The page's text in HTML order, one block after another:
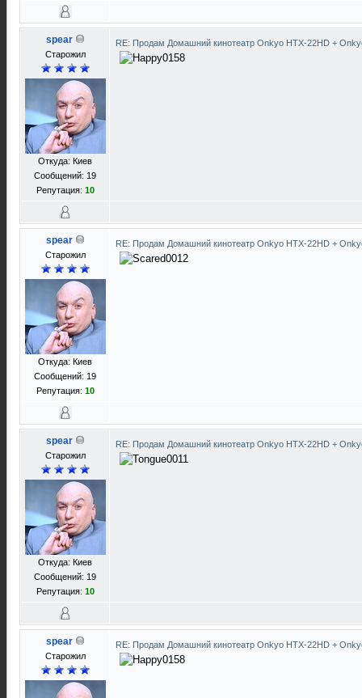
spear
Старожил
Откуда: Киев
Сообщений: 19
Репутация: 10
RE: Продам Домашний кинотеатр Onkyo HTX-22HD +
spear
Старожил
Откуда: Киев
Сообщений: 19
Репутация: 10
RE: Продам Домашний кинотеатр Onkyo HTX-22HD +
spear
Старожил
Откуда: Киев
Сообщений: 19
Репутация: 10
RE: Продам Домашний кинотеатр Onkyo HTX-22HD +
spear
Старожил
RE: Продам Домашний кинотеатр Onkyo HTX-22HD +